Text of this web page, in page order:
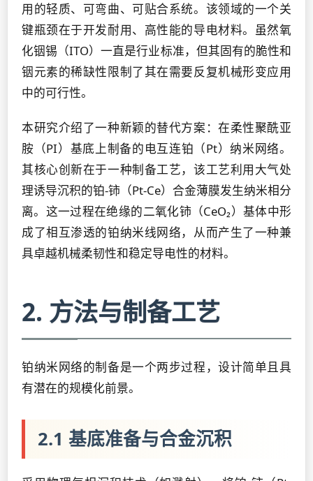
用的轻质、可弯曲、可贴合系统。该领域的一个关
键瓶颈在于开发耐用、高性能的导电材料。虽然氧
化铟锡（ITO）一直是行业标准，但其固有的脆性和
铟元素的稀缺性限制了其在需要反复机械形变应用
中的可行性。
本研究介绍了一种新颖的替代方案：在柔性聚酰亚
胺（PI）基底上制备的电互连铂（Pt）纳米网络。
其核心创新在于一种制备工艺，该工艺利用大气处
理诱导沉积的铂-铈（Pt-Ce）合金薄膜发生纳米相分
离。这一过程在绝缘的二氧化铈（CeO₂）基体中形
成了相互渗透的铂纳米线网络，从而产生了一种兼
具卓越机械柔韧性和稳定导电性的材料。
2. 方法与制备工艺
铂纳米网络的制备是一个两步过程，设计简单且具
有潜在的规模化前景。
2.1 基底准备与合金沉积